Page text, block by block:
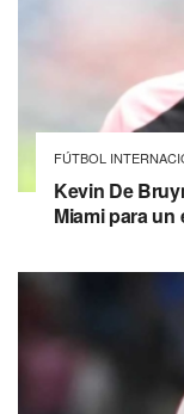
FÚTBOL
Kevin De
Miami para